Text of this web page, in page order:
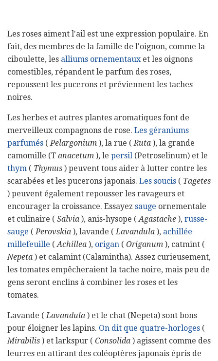
Les roses aiment l'ail est une expression populaire. En
fait, des membres de la famille de l'oignon, comme la
ciboulette, les alliums ornementauxet les oignons
comestibles, répandent le parfum des roses,
repoussent les pucerons et préviennent les taches
noires.
Les herbes et autres plantes aromatiques font de
merveilleux compagnons de rose. Les géraniums
parfumés (Pelargonium ), la rue (Ruta ), la grande
camomille (T anacetum ), le persil (Petroselinum) et le
thym ( Thymus ) peuvent tous aider à lutter contre les
scarabées et les pucerons japonais. Les soucis ( Tagetes
) peuvent également repousser les ravageurs et
encourager la croissance. Essayez sauge ornementale
et culinaire ( Salvia ), anis-hysope (Agastache ), russe-
sauge (Perovskia ), lavande (Lavandula ), achillée
millefeuille (Achillea ), origan ( Origanum ), catmint (
Nepeta ) et calamint (Calamintha). Assez curieusement,
les tomates empêcheraient la tache noire, mais peu de
gens seront enclins à combiner les roses et les
tomates.
Lavande (Lavandula ) et le chat (Nepeta) sont bons
pour éloigner les lapins. On dit que quatre-horloges (
Mirabilis ) et larkspur ( Consolida ) agissent comme des
leurres en attirant des coléoptères japonais épris de